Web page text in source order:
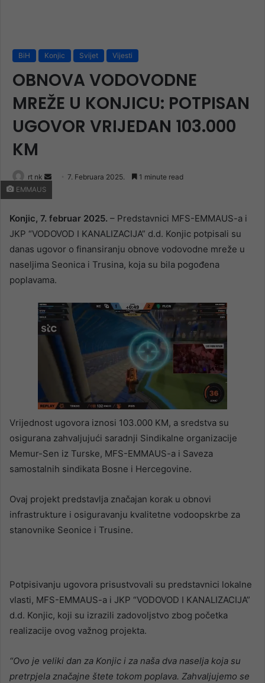
BiH Konjic Svijet Vijesti
OBNOVA VODOVODNE
MREŽE U KONJICU: POTPISAN
UGOVOR VRIJEDAN 103.000
KM
rt nk
Send7. Februara 2025. 1 minute read
EMMAUS
Konjic, 7. februar 2025. – Predstavnici MFS-EMMAUS-a i
JKP “VODOVOD I KANALIZACIJA” d.d. Konjic potpisali su
danas ugovor o finansiranju obnove vodovodne mreže u
naseljima Seonica i Trusina, koja su bila pogođena
poplavama.
Vrijednost ugovora iznosi 103.000 KM, a sredstva su
osigurana zahvaljujući saradnji Sindikalne organizacije
Memur-Sen iz Turske, MFS-EMMAUS-a i Saveza
samostalnih sindikata Bosne i Hercegovine.
Ovaj projekt predstavlja značajan korak u obnovi
infrastrukture i osiguravanju kvalitetne vodoopskrbe za
stanovnike Seonice i Trusine.
Potpisivanju ugovora prisustvovali su predstavnici lokalne
vlasti, MFS-EMMAUS-a i JKP “VODOVOD I KANALIZACIJA”
d.d. Konjic, koji su izrazili zadovoljstvo zbog početka
realizacije ovog važnog projekta.
“Ovo je veliki dan za Konjic i za naša dva naselja koja su
pretrpjela značajne štete tokom poplava. Zahvaljujemo se